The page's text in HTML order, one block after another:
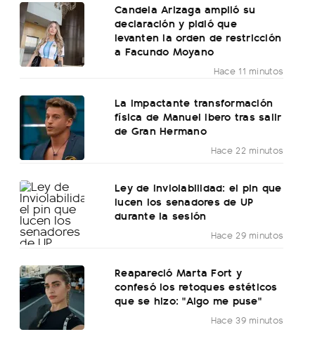
Candela Arizaga amplió su
declaración y pidió que
levanten la orden de restricción
a Facundo Moyano
Hace 11 minutos
La impactante transformación
física de Manuel Ibero tras salir
de Gran Hermano
Hace 22 minutos
Ley de Inviolabilidad: el pin que
lucen los senadores de UP
durante la sesión
Hace 29 minutos
Reapareció Marta Fort y
confesó los retoques estéticos
que se hizo: "Algo me puse"
Hace 39 minutos